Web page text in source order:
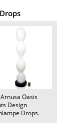
Arnusa Oasis
Design
Drops.